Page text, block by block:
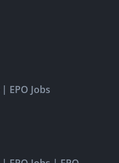
| EPO Jobs